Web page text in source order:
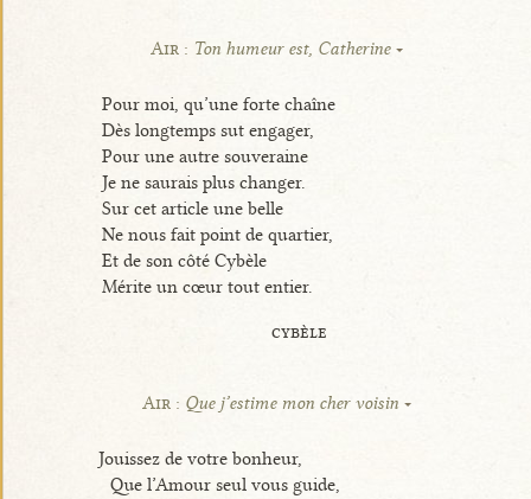
Air : Ton humeur est, Catherine
Pour moi, qu’une forte chaîne
Dès longtemps sut engager,
Pour une autre souveraine
Je ne saurais plus changer.
Sur cet article une belle
Ne nous fait point de quartier,
Et de son côté Cybèle
Mérite un cœur tout entier.
cybèle
Air : Que j’estime mon cher voisin
Jouissez de votre bonheur,
Que l’Amour seul vous guide,